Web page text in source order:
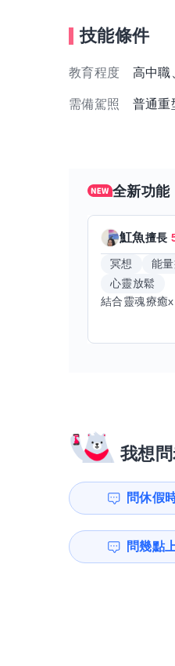
技能條件
教育程度 高中職
需備駕照 普通重
全新功能
魟魚擅長
冥想 能
心靈放鬆
我想
問休假
問幾點